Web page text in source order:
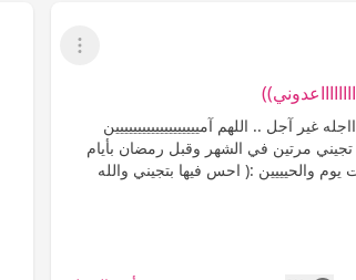
عرض القائمة
غير آجل .. اللهم آمييييييييييييييييييين
مرتين في الشهر وقبل رمضان بأيام
وفطرت يوم والحيييين :( احس فيها بتجيني والله